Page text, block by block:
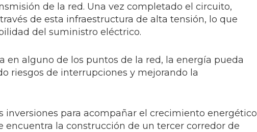
de la red. Una vez completado el circuito,
de esta infraestructura de alta tensión, lo que
del suministro eléctrico.
alguno de los puntos de la red, la energía pueda
riesgos de interrupciones y mejorando la
inversiones para acompañar el crecimiento energético
encuentra la construcción de un tercer corredor de